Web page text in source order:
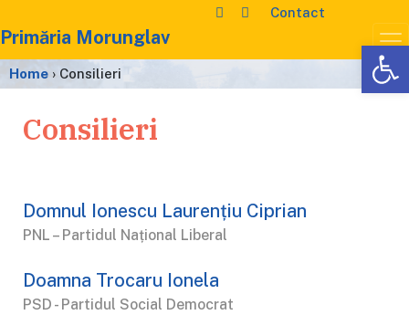
Primăria Morunglav
Home › Consilieri
Contact
Consilieri
Domnul Ionescu Laurențiu Ciprian
PNL – Partidul Național Liberal
Doamna Trocaru Ionela
PSD - Partidul Social Democrat